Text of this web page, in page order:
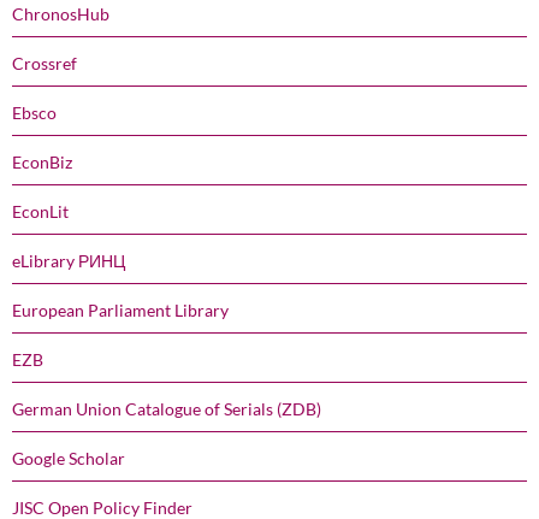
ChronosHub
Crossref
Ebsco
EconBiz
EconLit
eLibrary РИНЦ
European Parliament Library
EZB
German Union Catalogue of Serials (ZDB)
Google Scholar
JISC Open Policy Finder